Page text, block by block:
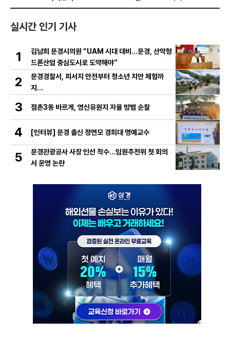
실시간 인기 기사
1
김남희 문경시의원 “UAM 시대 대비…문경, 산악형
드론산업 중심도시로 도약해야”
2
문경경찰서, 피서지 안전부터 청소년 치안 체험까
지…
3 점촌3동 바르게, 영신유원지 자율 방범 순찰
4 [인터뷰] 문경 출신 정연모 경희대 명예교수
5
문경관광공사 사장 인선 착수…임원추천위 첫 회의
서 운영 논란